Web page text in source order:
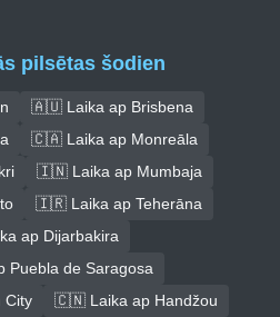
pilsētas šodien
🇦🇺 Laika ap Brisbena
🇨🇦 Laika ap Monreāla
🇮🇳 Laika ap Mumbaja
🇮🇷 Laika ap Teherāna
ap Dijarbakira
de Saragosa
🇨🇳 Laika ap Handžou